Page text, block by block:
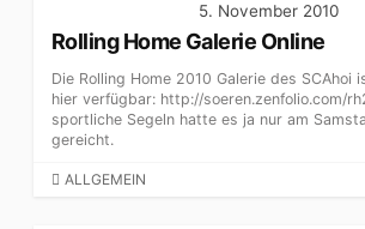
5. November 2010
Rolling Home Galerie Online
Die Rolling Home 2010 Galerie des SCAhoi
hier verfügbar: http://soeren.zenfolio.com/
sportliche Segeln hatte es ja nur am
gereicht.
CATEGORIES
ALLGEMEIN